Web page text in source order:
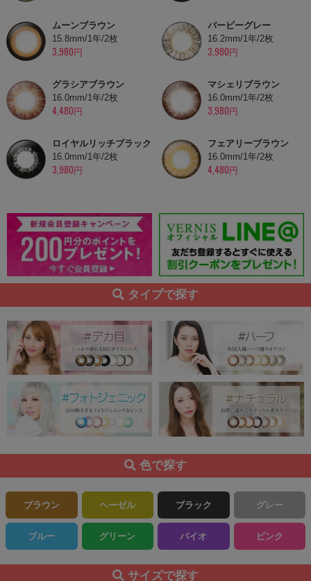
ムーンブラウン
15.8mm/1年/2枚
3,980円
バービーグレー
16.2mm/1年/2枚
3,980円
グラシアブラウン
16.0mm/1年/2枚
4,480円
マシェリブラウン
16.0mm/1年/2枚
3,980円
ロイヤルリッチブラック
16.0mm/1年/2枚
3,980円
フェアリーブラウン
16.0mm/1年/2枚
4,480円
タイプで探す
色で探す
ブラウン ヘーゼル ブラック グレー
ブルー グリーン バイオ ピンク
サイズで探す